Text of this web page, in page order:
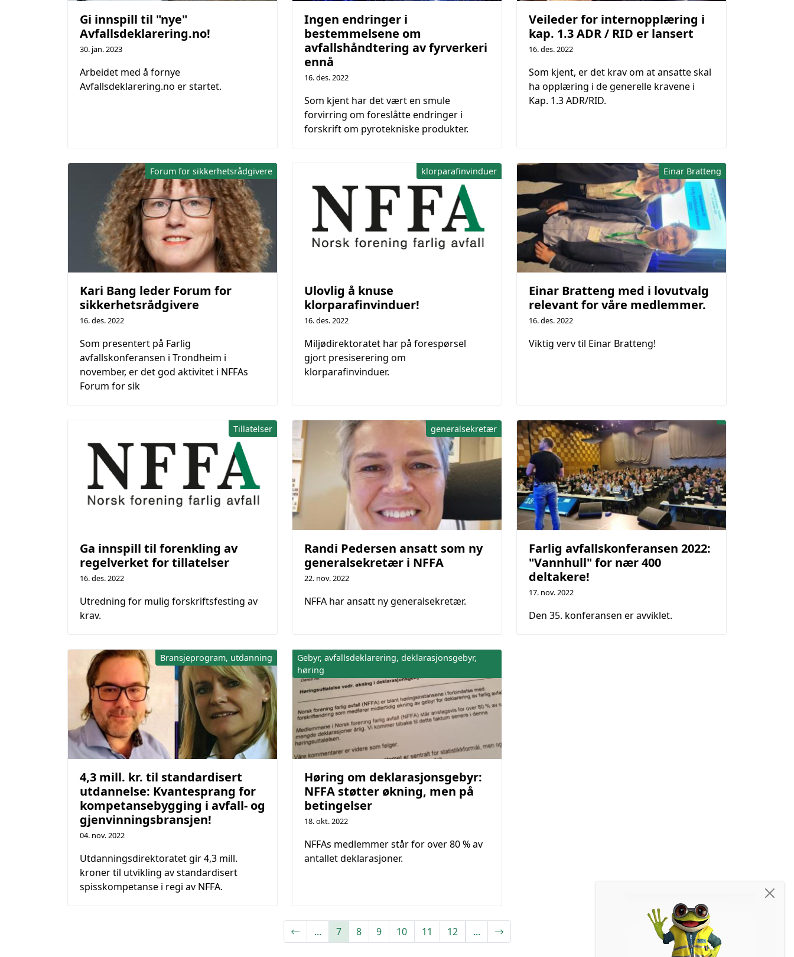
Gi innspill til "nye"
Avfallsdeklarering.no!
30. jan. 2023
Arbeidet med å fornye
Avfallsdeklarering.no er startet.
Ingen endringer i
bestemmelsene om
avfallshåndtering av fyrverkeri
ennå
16. des. 2022
Som kjent har det vært en smule
forvirring om foreslåtte endringer i
forskrift om pyrotekniske produkter.
Veileder for internopplæring i
kap. 1.3 ADR / RID er lansert
16. des. 2022
Som kjent, er det krav om at ansatte skal
ha opplæring i de generelle kravene i
Kap. 1.3 ADR/RID.
Forum for sikkerhetsrådgivere
Kari Bang leder Forum for
sikkerhetsrådgivere
16. des. 2022
Som presentert på Farlig
avfallskonferansen i Trondheim i
november, er det god aktivitet i NFFAs
Forum for sik
klorparafinvinduer
Ulovlig å knuse
klorparafinvinduer!
16. des. 2022
Miljødirektoratet har på forespørsel
gjort presiserering om
klorparafinvinduer.
Einar Bratteng
Einar Bratteng med i lovutvalg
relevant for våre medlemmer.
16. des. 2022
Viktig verv til Einar Bratteng!
Tillatelser
Ga innspill til forenkling av
regelverket for tillatelser
16. des. 2022
Utredning for mulig forskriftsfesting av
krav.
generalsekretær
Randi Pedersen ansatt som ny
generalsekretær i NFFA
22. nov. 2022
NFFA har ansatt ny generalsekretær.
Farlig avfallskonferansen 2022:
"Vannhull" for nær 400
deltakere!
17. nov. 2022
Den 35. konferansen er avviklet.
Bransjeprogram, utdanning
4,3 mill. kr. til standardisert
utdannelse: Kvantesprang for
kompetansebygging i avfall- og
gjenvinningsbransjen!
04. nov. 2022
Utdanningsdirektoratet gir 4,3 mill.
kroner til utvikling av standardisert
spisskompetanse i regi av NFFA.
Gebyr, avfallsdeklarering, deklarasjonsgebyr,
høring
Høring om deklarasjonsgebyr:
NFFA støtter økning, men på
betingelser
18. okt. 2022
NFFAs medlemmer står for over 80 % av
antallet deklarasjoner.
... 7(
c
8 9 10 11 12 ...